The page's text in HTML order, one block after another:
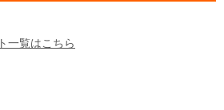
一覧はこちら